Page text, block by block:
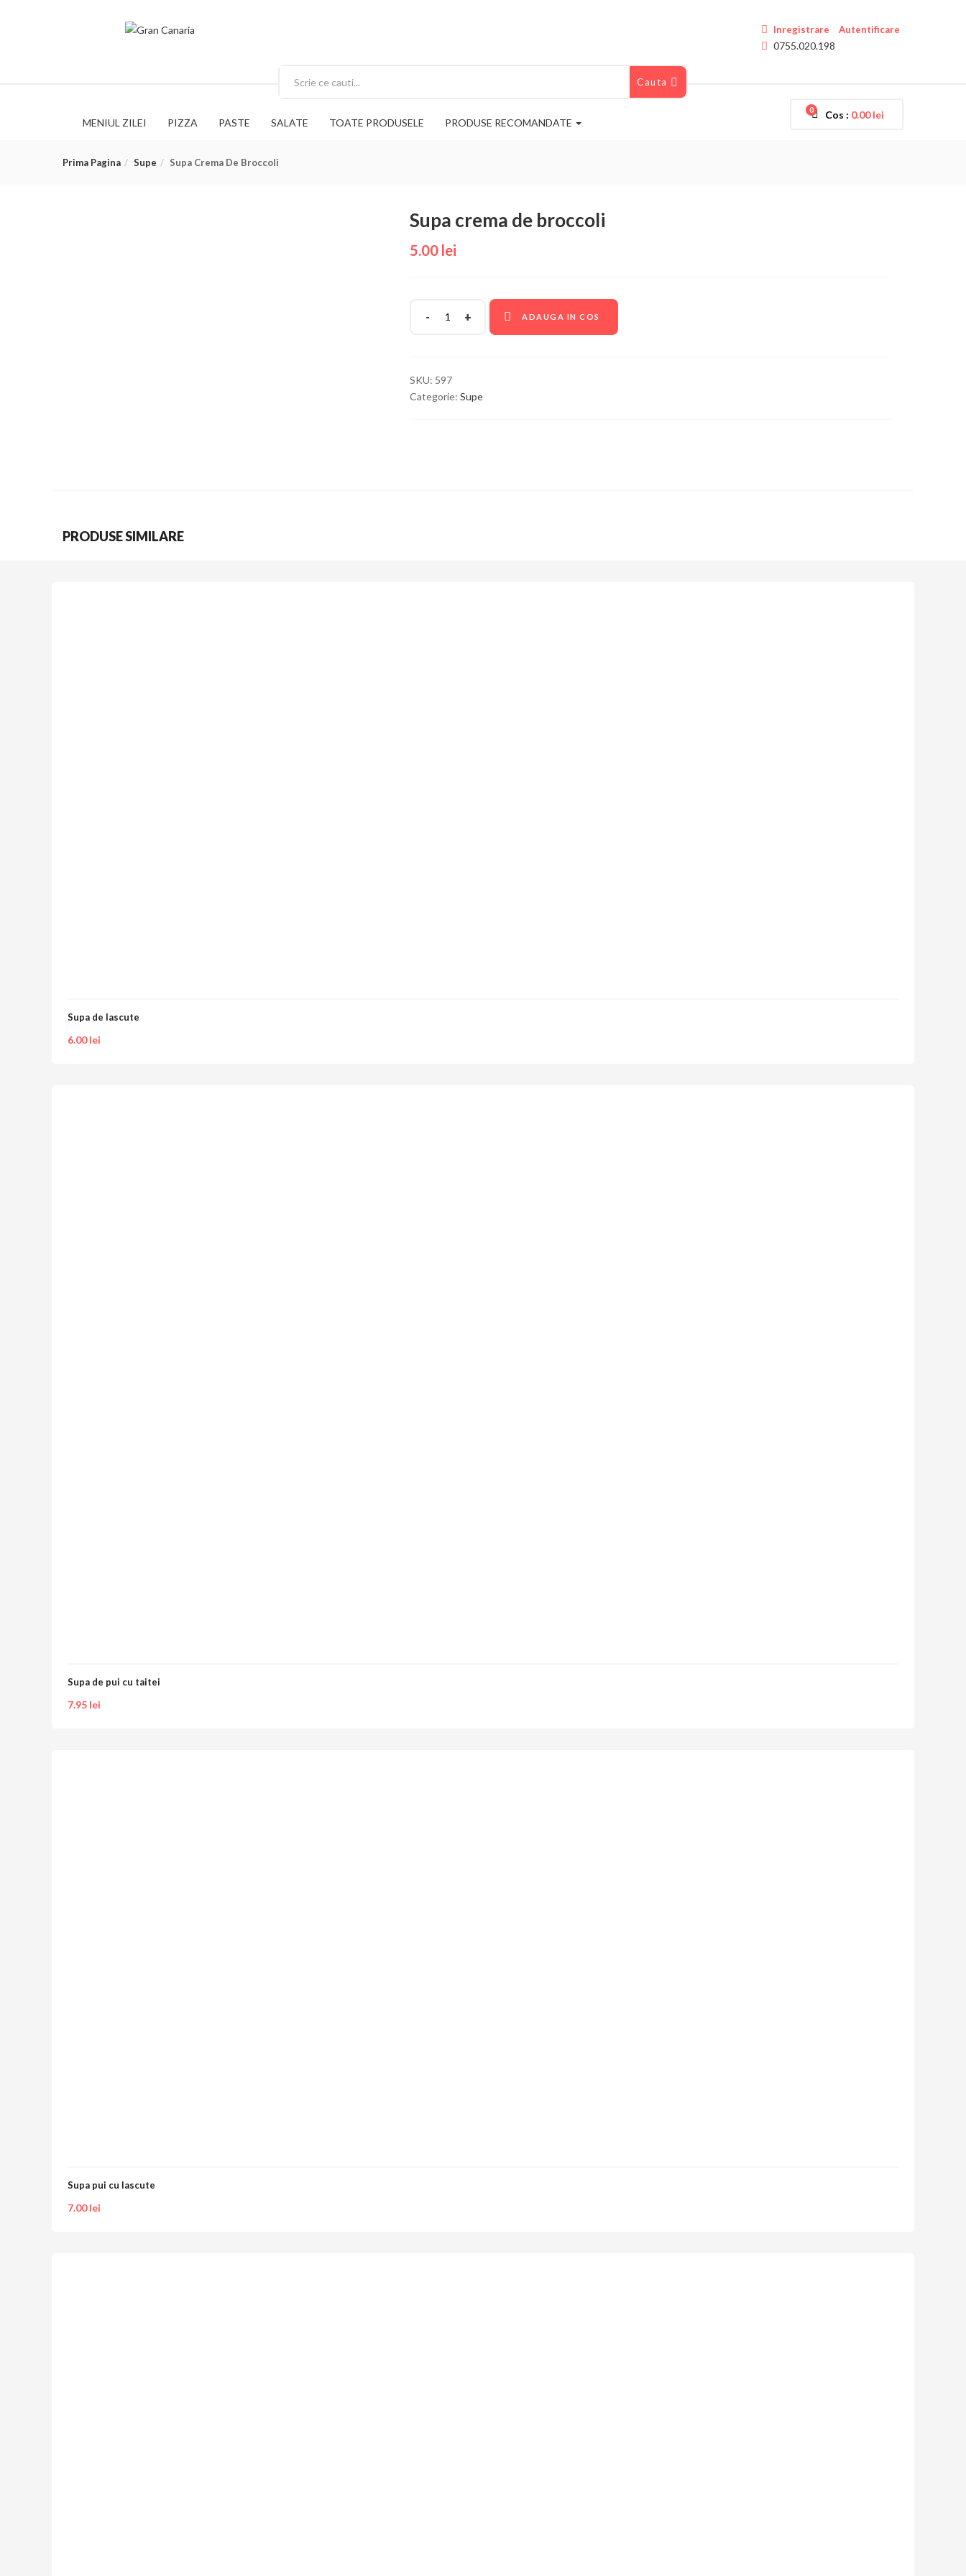
Inregistrare Autentificare
0755.020.198
Cauta
MENIUL ZILEI PIZZA PASTE SALATE TOATE PRODUSELE PRODUSE RECOMANDATE
Cos : 0.00lei
0
Prima Pagina Supe Supa Crema De Broccoli
Supa crema de broccoli
5.00 lei
ADAUGA IN COS
SKU: 597
Categorie: Supe
PRODUSE SIMILARE
Supa de lascute
6.00lei
Supa de pui cu taitei
7.95 lei
Supa pui cu lascute
7.00lei